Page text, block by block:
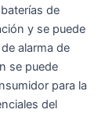
de
y se puede
alarma de
se puede
para la
del